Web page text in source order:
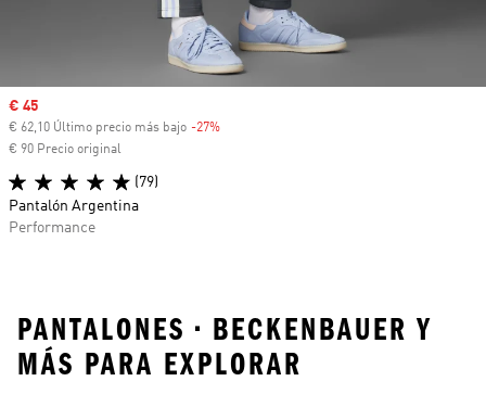
Precio de venta
€ 45
€ 62,10 Último precio más bajo -27%
€ 90 Precio original
(79)
Pantalón Argentina
Performance
PANTALONES • BECKENBAUER Y
MÁS PARA EXPLORAR